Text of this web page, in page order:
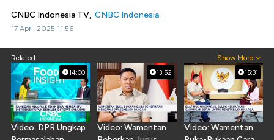
CNBC Indonesia TV, CNBC Indonesia
17 April 2025 11:56
Related Show More
14:00
Video: DPR Ungkap
13:52
Video: Wamentan
15:31
Video: Wamentan